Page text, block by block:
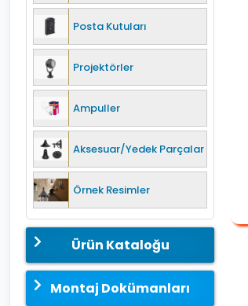
Posta Kutuları
Projektörler
Ampuller
Aksesuar/Yedek Parçalar
Örnek Resimler
Ürün Kataloğu
Montaj Dokümanları